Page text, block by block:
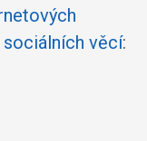
věcí: